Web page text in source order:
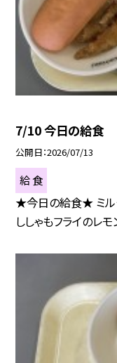
7/10 今日の給食
公開日 2026/07/13
給 食
★今日の給食★ ミル
ししゃもフライのレモ